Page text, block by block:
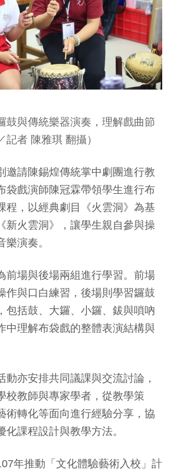
鼓與傳統樂器演奏，理解戲曲節
者 陳雅琪 翻攝）
邀請陳錫煌傳統掌中劇團進行教
袋戲演師陳冠霖帶領學生進行布
程，以經典劇目《火雲洞》為基
新火雲洞》，讓學生親自參與操
演奏。
前場與後場兩組進行學習。前場
作與口白練習，後場則學習鑼鼓
包括鼓、大鑼、小鑼、鈸與嗩吶
中理解布袋戲的整體表演結構與
動亦安排共同議課與交流討論，
校教師與專家學者，從教學策
術轉化等面向進行經驗分享，協
化課程設計與教學方法。
年推動「文化體驗藝術入校」計